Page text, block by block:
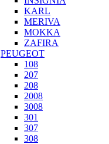
KARL
MERIVA
MOKKA
ZAFIRA
PEUGEOT
108
207
208
2008
3008
301
307
308